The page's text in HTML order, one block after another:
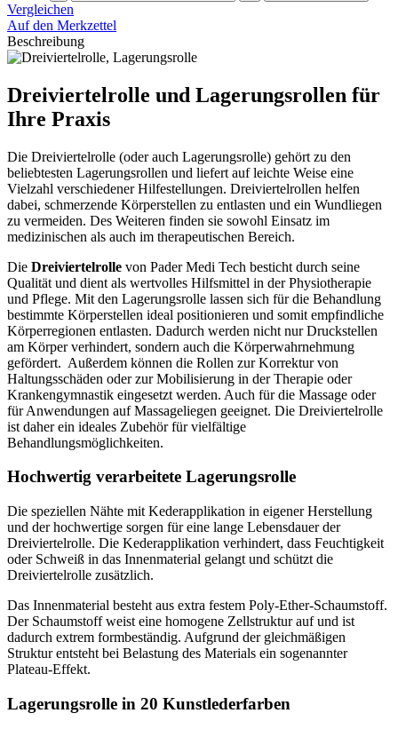
Vergleichen
Auf den Merkzettel
Beschreibung
Dreiviertelrolle und Lagerungsrollen für
Ihre Praxis
Die Dreiviertelrolle (oder auch Lagerungsrolle) gehört zu den
beliebtesten Lagerungsrollen und liefert auf leichte Weise eine
Vielzahl verschiedener Hilfestellungen. Dreiviertelrollen helfen
dabei, schmerzende Körperstellen zu entlasten und ein Wundliegen
zu vermeiden. Des Weiteren finden sie sowohl Einsatz im
medizinischen als auch im therapeutischen Bereich.
Die Dreiviertelrolle von Pader Medi Tech besticht durch seine
Qualität und dient als wertvolles Hilfsmittel in der Physiotherapie
und Pflege. Mit den Lagerungsrolle lassen sich für die Behandlung
bestimmte Körperstellen ideal positionieren und somit empfindliche
Körperregionen entlasten. Dadurch werden nicht nur Druckstellen
am Körper verhindert, sondern auch die Körperwahrnehmung
gefördert. Außerdem können die Rollen zur Korrektur von
Haltungsschäden oder zur Mobilisierung in der Therapie oder
Krankengymnastik eingesetzt werden. Auch für die Massage oder
für Anwendungen auf Massageliegen geeignet. Die Dreiviertelrolle
ist daher ein ideales Zubehör für vielfältige
Behandlungsmöglichkeiten.
Hochwertig verarbeitete Lagerungsrolle
Die speziellen Nähte mit Kederapplikation in eigener Herstellung
und der hochwertige sorgen für eine lange Lebensdauer der
Dreiviertelrolle. Die Kederapplikation verhindert, dass Feuchtigkeit
oder Schweiß in das Innenmaterial gelangt und schützt die
Dreiviertelrolle zusätzlich.
Das Innenmaterial besteht aus extra festem Poly-Ether-Schaumstoff.
Der Schaumstoff weist eine homogene Zellstruktur auf und ist
dadurch extrem formbeständig. Aufgrund der gleichmäßigen
Struktur entsteht bei Belastung des Materials ein sogenannter
Plateau-Effekt.
Lagerungsrolle in 20 Kunstlederfarben